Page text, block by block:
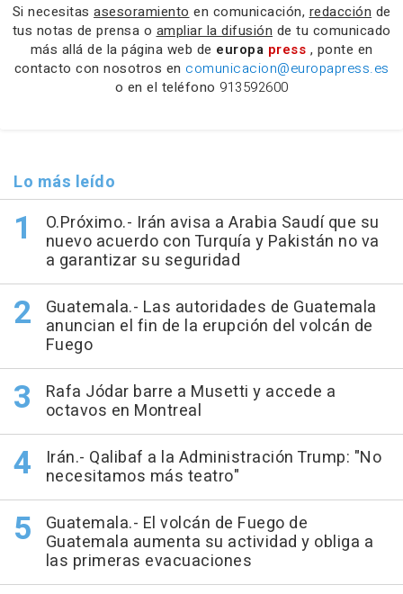
Si necesitas asesoramiento en comunicación, redacción de
tus notas de prensa o ampliar la difusión de tu comunicado
más allá de la página web de europa press , ponte en
contacto con nosotros en comunicacion@europapress.es
o en el teléfono 913592600
Lo más leído
O.Próximo.- Irán avisa a Arabia Saudí que su
nuevo acuerdo con Turquía y Pakistán no va
a garantizar su seguridad
Guatemala.- Las autoridades de Guatemala
anuncian el fin de la erupción del volcán de
Fuego
Rafa Jódar barre a Musetti y accede a
octavos en Montreal
Irán.- Qalibaf a la Administración Trump: "No
necesitamos más teatro"
Guatemala.- El volcán de Fuego de
Guatemala aumenta su actividad y obliga a
las primeras evacuaciones